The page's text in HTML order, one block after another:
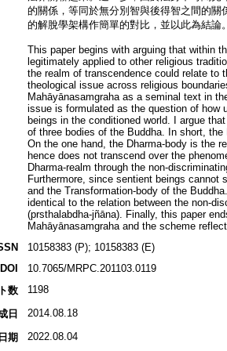
的關係，等同於無分別智與後得智之間的關
的解脫學架構作簡單的對比，並以此為結論。
This paper begins with arguing that within
legitimately applied to other religious
the realm of transcendence could relate to
theological issue across religious
Mahāyānasamgraha as a seminal text in
issue is formulated as the question of how
beings in the conditioned world. I argue
of three bodies of the Buddha. In short,
On the one hand, the Dharma-body is the
hence does not transcend over the
Dharma-realm through the non-
Furthermore, since sentient beings cannot
and the Transformation-body of the
identical to the relation between the non-
(prsthalabdha-jñāna). Finally, this paper
Mahāyānasamgraha and the scheme
10158383 (P); 10158383 (E)
DOI
10.7065/MRPC.201103.0119
数
1198
日 2014.08.18
期 2022.08.04